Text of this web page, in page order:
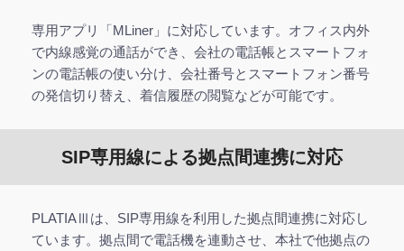
専用アプリ「MLiner」に対応しています。オフィス内外
で内線感覚の通話ができ、会社の電話帳とスマートフォ
ンの電話帳の使い分け、会社番号とスマートフォン番号
の発信切り替え、着信履歴の閲覧などが可能です。
SIP専用線による拠点間連携に対応
PLATIAⅢは、SIP専用線を利用した拠点間連携に対応し
ています。拠点間で電話機を連動させ、本社で他拠点の